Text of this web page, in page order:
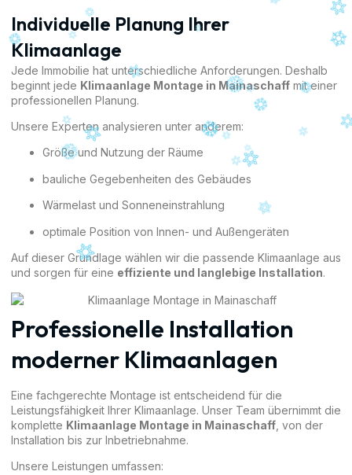
Individuelle Planung Ihrer
Klimaanlage
Jede Immobilie hat unterschiedliche Anforderungen. Deshalb
beginnt jede Klimaanlage Montage in Mainaschaff mit einer
professionellen Planung.
Unsere Experten analysieren unter anderem:
Größe und Nutzung der Räume
bauliche Gegebenheiten des Gebäudes
Wärmelast und Sonneneinstrahlung
optimale Position von Innen- und Außengeräten
Auf dieser Grundlage wählen wir die passende Klimaanlage aus
und sorgen für eine effiziente und langlebige Installation.
Professionelle Installation
moderner Klimaanlagen
Eine fachgerechte Montage ist entscheidend für die
Leistungsfähigkeit Ihrer Klimaanlage. Unser Team übernimmt die
komplette Klimaanlage Montage in Mainaschaff , von der
Installation bis zur Inbetriebnahme.
Unsere Leistungen umfassen: